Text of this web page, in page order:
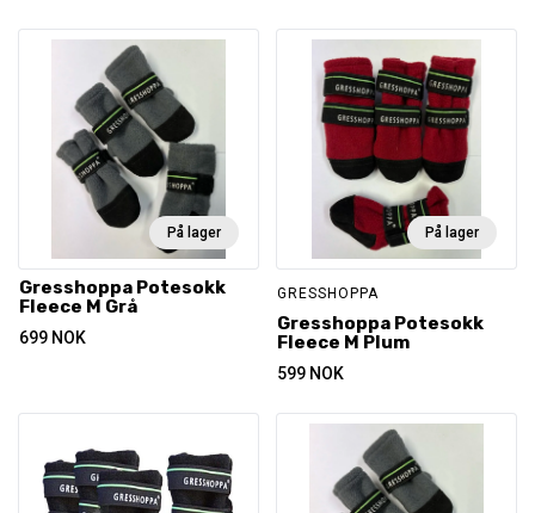
På lager
Gresshoppa Potesokk
Fleece M Grå
699 NOK
På lager
GRESSHOPPA
Gresshoppa Potesokk
Fleece M Plum
599 NOK